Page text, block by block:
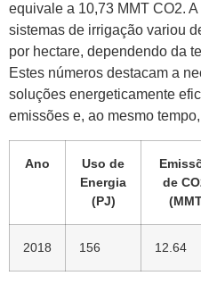
equivale a 10,73 MMT CO2.
sistemas de irrigação variou
por hectare, dependendo da
Estes números destacam a
soluções energeticamente
emissões e, ao mesmo
Ano
Uso de
Energia
(PJ)
de
2018 156 12.64